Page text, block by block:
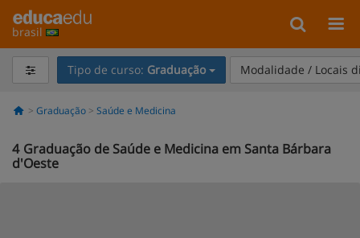
brasil
Tipo de curso: Graduação Modalidade / Locais
Graduação Saúde e Medicina
4 Graduação de Saúde e Medicina em Santa Bárbara
d'Oeste